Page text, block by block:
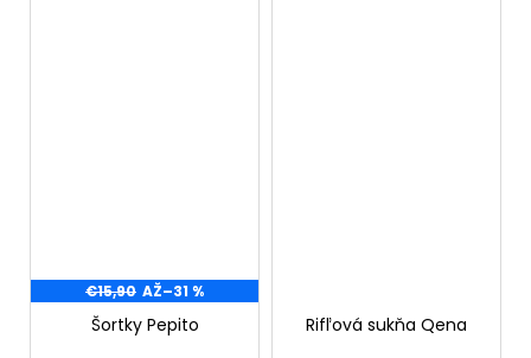
€15,90 AŽ–31 %
Šortky Pepito
Rifľová sukňa Qena